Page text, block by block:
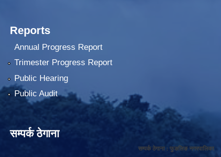
Reports
Annual Progress Report
Trimester Progress Report
Public Hearing
Public Audit
सम्पर्क ठेगाना
सम्पर्क ठेगाना : फुङलिङ नगरपालिका